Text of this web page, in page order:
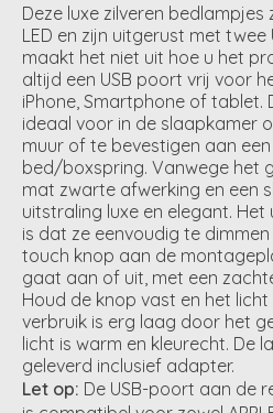
Deze luxe zilveren
LED en zijn uitgerust met
maakt het niet uit hoe u het
altijd een USB poort vrij voor
iPhone, Smartphone of tablet.
ideaal voor in de slaapkamer
muur of te bevestigen aan
bed/boxspring. Vanwege het
mat zwarte afwerking en een
uitstraling luxe en elegant.
is dat ze eenvoudig te
touch knop aan de
gaat aan of uit, met een
Houd de knop vast en het
verbruik is erg laag door het
licht is warm en kleurecht. De
geleverd inclusief adapter.
Let op: De USB-poort aan de